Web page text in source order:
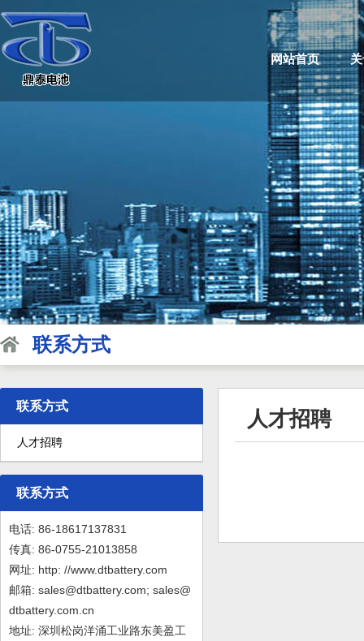
网站首页
联系方式
联系方式
人才招聘
联系方式
电话: 86-18617137831
传真: 86-0755-21013858
网址: http: //www.dtbattery.com
邮箱: sales@dtbattery.com; sales@
dtbattery.com.cn
地址: 深圳松岗洋涌工业路东美盈工
人才招聘